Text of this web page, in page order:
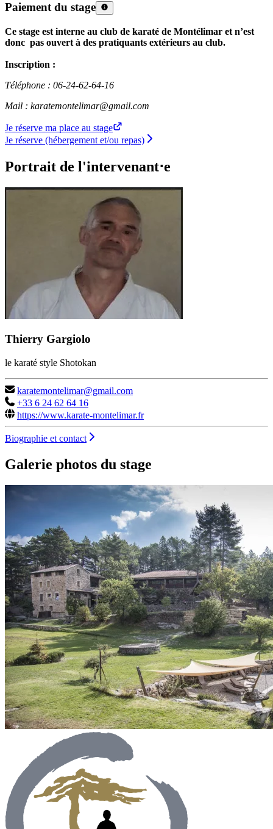
Paiement du stage
Ce stage est interne au club de karaté de Montélimar et n’est
donc pas ouvert à des pratiquants extérieurs au club.
Inscription :
Téléphone : 06-24-62-64-16
Mail : karatemontelimar@gmail.com
Je réserve ma place au stage
Je réserve (hébergement et/ou repas)
Portrait de l'intervenant⋅e
Thierry Gargiolo
le karaté style Shotokan
karatemontelimar@gmail.com
+33 6 24 62 64 16
https://www.karate-montelimar.fr
Biographie et contact
Galerie photos du stage